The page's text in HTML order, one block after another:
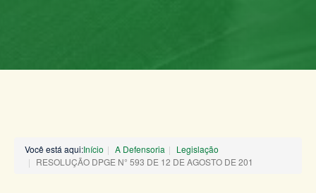
Você está aqui:Início A Defensoria
Legislação
RESOLUÇÃO DPGE N° 593 DE 12 DE AGOSTO DE 201